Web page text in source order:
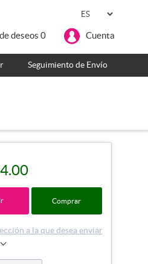
deseos 0 Cuenta
Seguimiento de Envío
Comprar
a la que desea enviar